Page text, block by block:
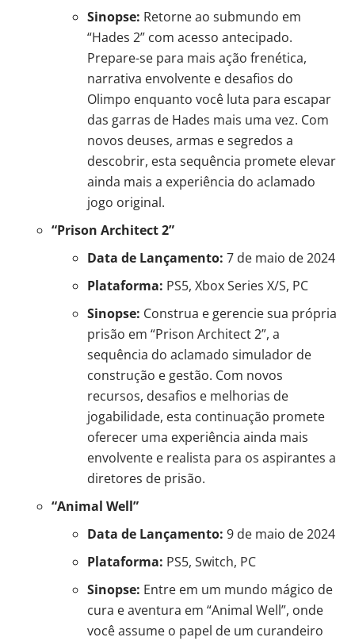
Sinopse: Retorne ao submundo em
“Hades 2” com acesso antecipado.
Prepare-se para mais ação frenética,
narrativa envolvente e desafios do
Olimpo enquanto você luta para escapar
das garras de Hades mais uma vez. Com
novos deuses, armas e segredos a
descobrir, esta sequência promete elevar
ainda mais a experiência do aclamado
jogo original.
“Prison Architect 2”
Data de Lançamento: 7 de maio de 2024
Plataforma: PS5, Xbox Series X/S, PC
Sinopse: Construa e gerencie sua própria
prisão em “Prison Architect 2”, a
sequência do aclamado simulador de
construção e gestão. Com novos
recursos, desafios e melhorias de
jogabilidade, esta continuação promete
oferecer uma experiência ainda mais
envolvente e realista para os aspirantes a
diretores de prisão.
“Animal Well”
Data de Lançamento: 9 de maio de 2024
Plataforma: PS5, Switch, PC
Sinopse: Entre em um mundo mágico de
cura e aventura em “Animal Well”, onde
você assume o papel de um curandeiro